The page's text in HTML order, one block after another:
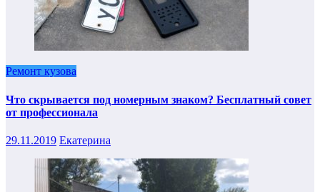
Ремонт кузова
Что скрывается под номерным знаком? Бесплатный совет
от профессионала
29.11.2019 Екатерина